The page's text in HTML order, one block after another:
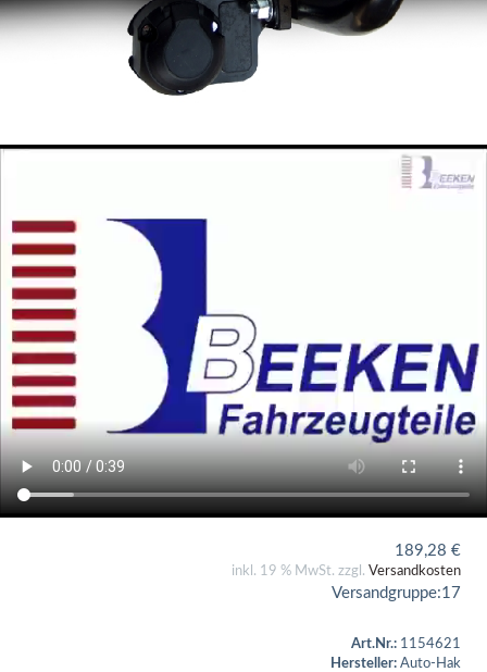
189,28 €
inkl. 19 % MwSt. zzgl. Versandkosten
Versandgruppe:17
Art.Nr.: 1154621
Hersteller: Auto-Hak